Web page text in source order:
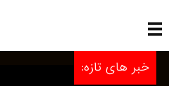
خبر های تازه: